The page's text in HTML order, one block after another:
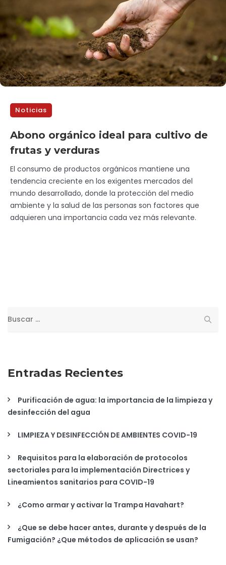
Noticias
Abono orgánico ideal para cultivo de
frutas y verduras
El consumo de productos orgánicos mantiene una
tendencia creciente en los exigentes mercados del
mundo desarrollado, donde la protección del medio
ambiente y la salud de las personas son factores que
adquieren una importancia cada vez más relevante.
Entradas Recientes
Purificación de agua: la importancia de la limpieza y
desinfección del agua
LIMPIEZA Y DESINFECCIÓN DE AMBIENTES COVID-19
Requisitos para la elaboración de protocolos
sectoriales para la implementación Directrices y
Lineamientos sanitarios para COVID-19
¿Como armar y activar la Trampa Havahart?
¿Que se debe hacer antes, durante y después de la
Fumigación? ¿Que métodos de aplicación se usan?